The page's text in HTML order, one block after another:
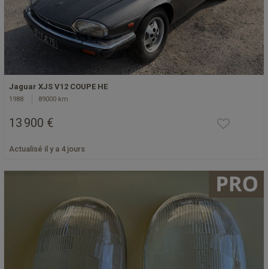
Jaguar XJS V12 COUPE HE
1988 89000 km
13 900 €
Actualisé il y a 4 jours